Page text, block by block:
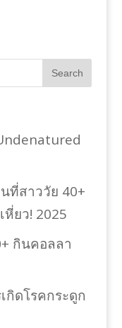
ที่สาววัย 40+
หี่ยว! 2025
กินคอลลา
กิดโรคกระดูก